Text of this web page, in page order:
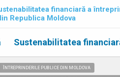
financiară a
Republica Moldova
Sustenabilitatea
ÎNTREPRINDERILE PUBLICE DIN MOLDOVA